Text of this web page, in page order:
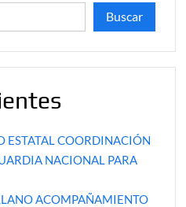
Buscar
ESTATAL COORDINACIÓN
NACIONAL PARA
ACOMPAÑAMIENTO